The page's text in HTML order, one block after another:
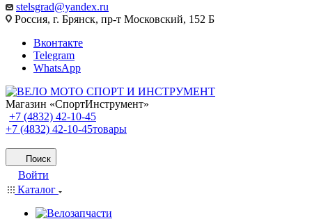
stelsgrad@yandex.ru
Россия, г. Брянск, пр-т Московский, 152 Б
Вконтакте
Telegram
WhatsApp
Магазин «СпортИнструмент»
+7 (4832) 42-10-45
+7 (4832) 42-10-45товары
Поиск
Войти
Каталог